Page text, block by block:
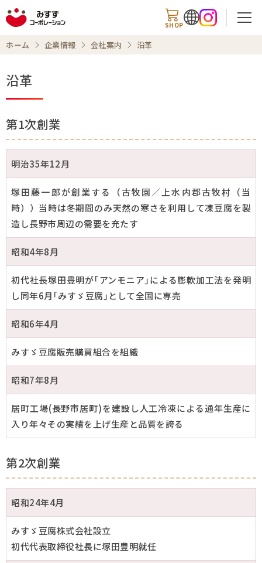
SHOP
ホーム
企業トップ
会社案内
事業内容
チャレンジ精神
生産工場
社会と未来
採用情報
お問い合わせ
ホーム 企業情報 会社案内 沿革
沿革
第1次創業
明治35年12月
塚田藤一郎が創業する（古牧園／上水内郡古牧村（当
時））当時は冬期間のみ天然の寒さを利用して凍豆腐を製
造し長野市周辺の需要を充たす
昭和4年8月
初代社長塚田豊明が｢アンモニア｣による膨軟加工法を発明
し同年6月｢みすゞ豆腐｣として全国に専売
昭和6年4月
みすゞ豆腐販売購買組合を組織
昭和7年8月
居町工場(長野市居町)を建設し人工冷凍による通年生産に
入り年々その実績を上げ生産と品質を誇る
第2次創業
昭和24年4月
みすゞ豆腐株式会社設立
初代代表取締役社長に塚田豊明就任